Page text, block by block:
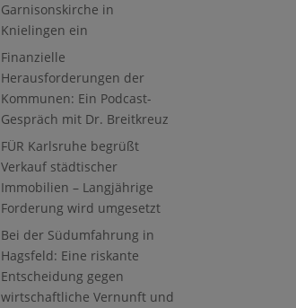
Garnisonskirche in
Knielingen ein
Finanzielle
Herausforderungen der
Kommunen: Ein Podcast-
Gespräch mit Dr. Breitkreuz
FÜR Karlsruhe begrüßt
Verkauf städtischer
Immobilien – Langjährige
Forderung wird umgesetzt
Bei der Südumfahrung in
Hagsfeld: Eine riskante
Entscheidung gegen
wirtschaftliche Vernunft und